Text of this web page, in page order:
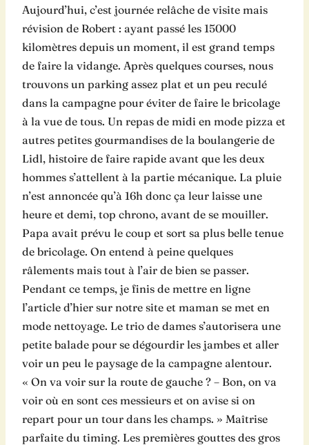
Aujourd’hui, c’est journée relâche de visite mais
révision de Robert : ayant passé les 15000
kilomètres depuis un moment, il est grand temps
de faire la vidange. Après quelques courses, nous
trouvons un parking assez plat et un peu reculé
dans la campagne pour éviter de faire le bricolage
à la vue de tous. Un repas de midi en mode pizza et
autres petites gourmandises de la boulangerie de
Lidl, histoire de faire rapide avant que les deux
hommes s’attellent à la partie mécanique. La pluie
n’est annoncée qu’à 16h donc ça leur laisse une
heure et demi, top chrono, avant de se mouiller.
Papa avait prévu le coup et sort sa plus belle tenue
de bricolage. On entend à peine quelques
râlements mais tout à l’air de bien se passer.
Pendant ce temps, je finis de mettre en ligne
l’article d’hier sur notre site et maman se met en
mode nettoyage. Le trio de dames s’autorisera une
petite balade pour se dégourdir les jambes et aller
voir un peu le paysage de la campagne alentour.
« On va voir sur la route de gauche ? – Bon, on va
voir où en sont ces messieurs et on avise si on
repart pour un tour dans les champs. » Maîtrise
parfaite du timing. Les premières gouttes des gros